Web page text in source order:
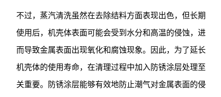
不过，蒸汽清洗虽然在去除结料方面表现出色，但长期
使用后，机壳体表面可能会受到水分和高温的侵蚀，进
而导致金属表面出现氧化和腐蚀现象。因此，为了延长
机壳体的使用寿命，在清理过程中加入防锈涂层处理至
关重要。防锈涂层能够有效地防止潮气对金属表面的侵